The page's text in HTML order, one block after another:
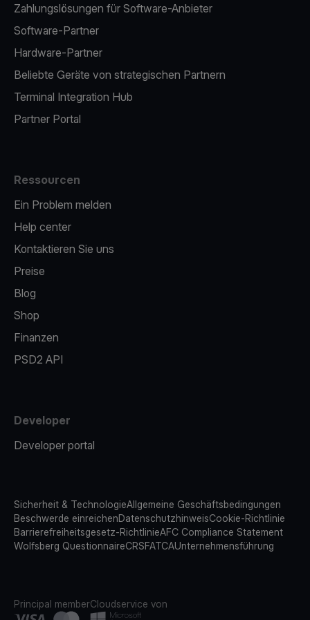
Zahlungslösungen für Software-Anbieter
Software-Partner
Hardware-Partner
Beliebte Geräte von strategischen Partnern
Terminal Integration Hub
Partner Portal
Ressourcen
Ein Problem melden
Help center
Kontaktieren Sie uns
Preise
Blog
Shop
Finanzen
PSD2 API
Developer
Developer portal
Sicherheit & TechnologieAllgemeine Geschäftsbedingungen
Beschwerde einreichenDatenschutzhinweisCookie-Richtlinie
Barrierefreiheitsgesetz-RichtlinieAFC Compliance Statement
Wolfsberg QuestionnaireCRSFATCAUnternehmensführung
Principal memberCloudservice von